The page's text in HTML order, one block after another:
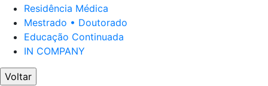
Residência Médica
Mestrado • Doutorado
Educação Continuada
IN COMPANY
Voltar